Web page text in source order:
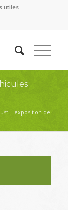
utiles
– exposition de